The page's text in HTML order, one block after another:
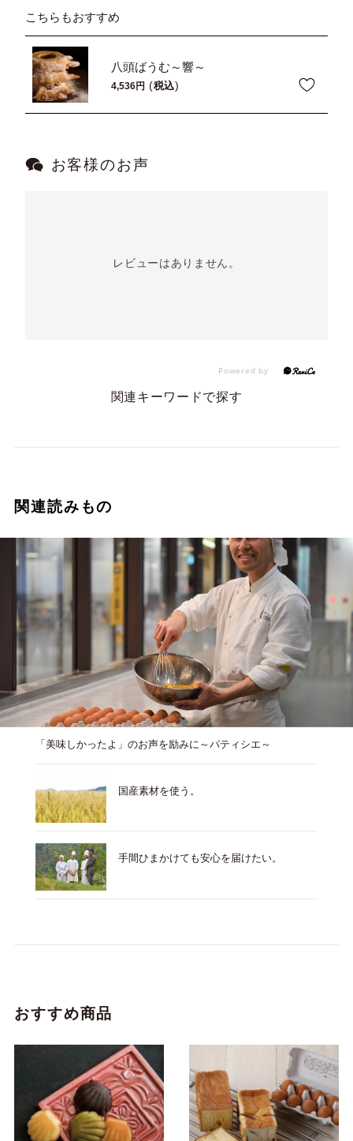
こちらもおすすめ
八頭ばうむ～響～
4,536 税込
お客様のお声
レビューはありません。
関連キーワードで探す
関連読みもの
「美味しかったよ」のお声を励みに～パティシエ～
国産素材を使う。
手間ひまかけても安心を届けたい。
おすすめ商品